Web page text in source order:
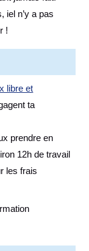
iel n’y a pas
!
libre et
ta
prendre en
12h de travail
les frais